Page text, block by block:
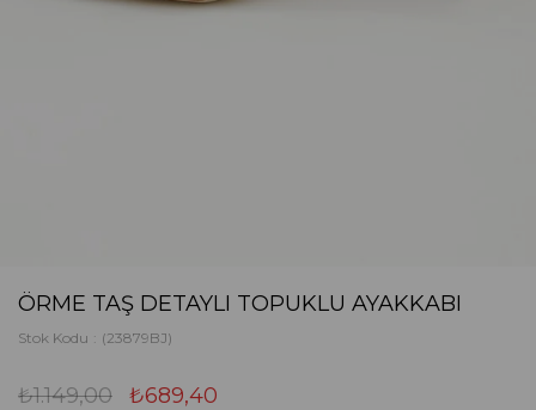
ÖRME TAŞ DETAYLI TOPUKLU AYAKKABI
Stok Kodu (23879BJ)
₺1.149,00 ₺689,40